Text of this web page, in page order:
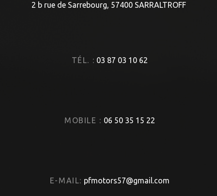
2 b rue de Sarrebourg, 57400 SARRALTROFF
TÉL. : 03 87 03 10 62
MOBILE : 06 50 35 15 22
E-MAIL: pfmotors57@gmail.com